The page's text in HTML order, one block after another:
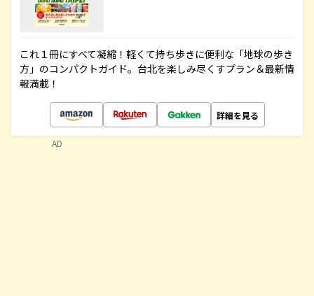
これ１冊にすべて凝縮！軽くて持ち歩きに便利な「地球の歩き
方」のコンパクトガイド。台北を楽しみ尽くすプラン＆最新情
報満載！
詳細を見る
AD